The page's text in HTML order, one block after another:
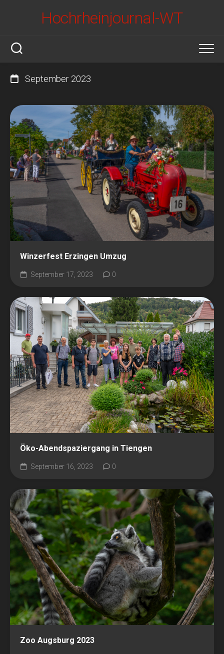
Hochrheinjournal-WT
September 2023
Winzerfest Erzingen Umzug
September 17, 2023 0
Öko-Abendspaziergang in Tiengen
September 16, 2023 0
Zoo Augsburg 2023